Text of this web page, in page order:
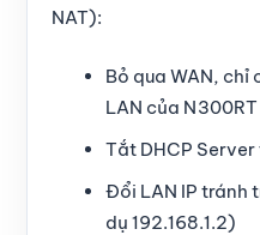
NAT):
Bỏ qua WAN, chỉ
LAN của N300RT
Tắt DHCP
Đổi LAN IP tránh
dụ 192.168.1.2)